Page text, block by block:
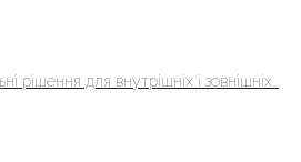
рішення для внутрішніх і зовнішніх...